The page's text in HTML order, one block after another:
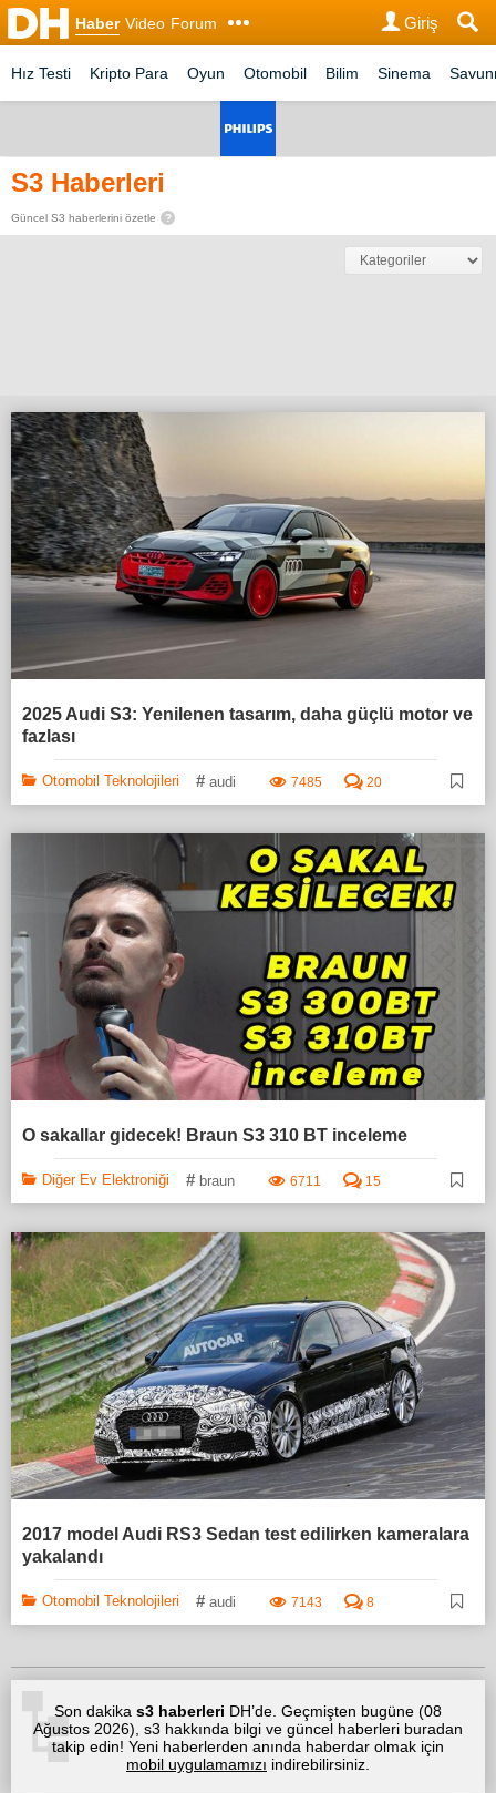
Haber Video Forum Giriş
Hız Testi Kripto Para Oyun Otomobil Bilim Sinema
S3 Haberleri
Güncel S3 haberlerini özetle ?
2025 Audi S3: Yenilenen tasarım, daha güçlü motor ve
fazlası
Otomobil Teknolojileri # audi 7485 20
O sakallar gidecek! Braun S3 310 BT inceleme
Diğer Ev Elektroniği # braun 6711 15
2017 model Audi RS3 Sedan test edilirken kameralara
yakalandı
Otomobil Teknolojileri # audi 7143 8
Son dakika s3 haberleri DH’de. Geçmişten bugüne (08
Ağustos 2026), s3 hakkında bilgi ve güncel haberleri buradan
takip edin! Yeni haberlerden anında haberdar olmak için
mobil uygulamamızı indirebilirsiniz.